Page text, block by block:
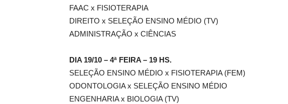
FAAC x FISIOTERAPIA
DIREITO x SELEÇÃO ENSINO MÉDIO (TV)
ADMINISTRAÇÃO x CIÊNCIAS
DIA 19/10 – 4ª FEIRA – 19 HS.
SELEÇÃO ENSINO MÉDIO x FISIOTERAPIA (FEM)
ODONTOLOGIA x SELEÇÃO ENSINO MÉDIO
ENGENHARIA x BIOLOGIA (TV)